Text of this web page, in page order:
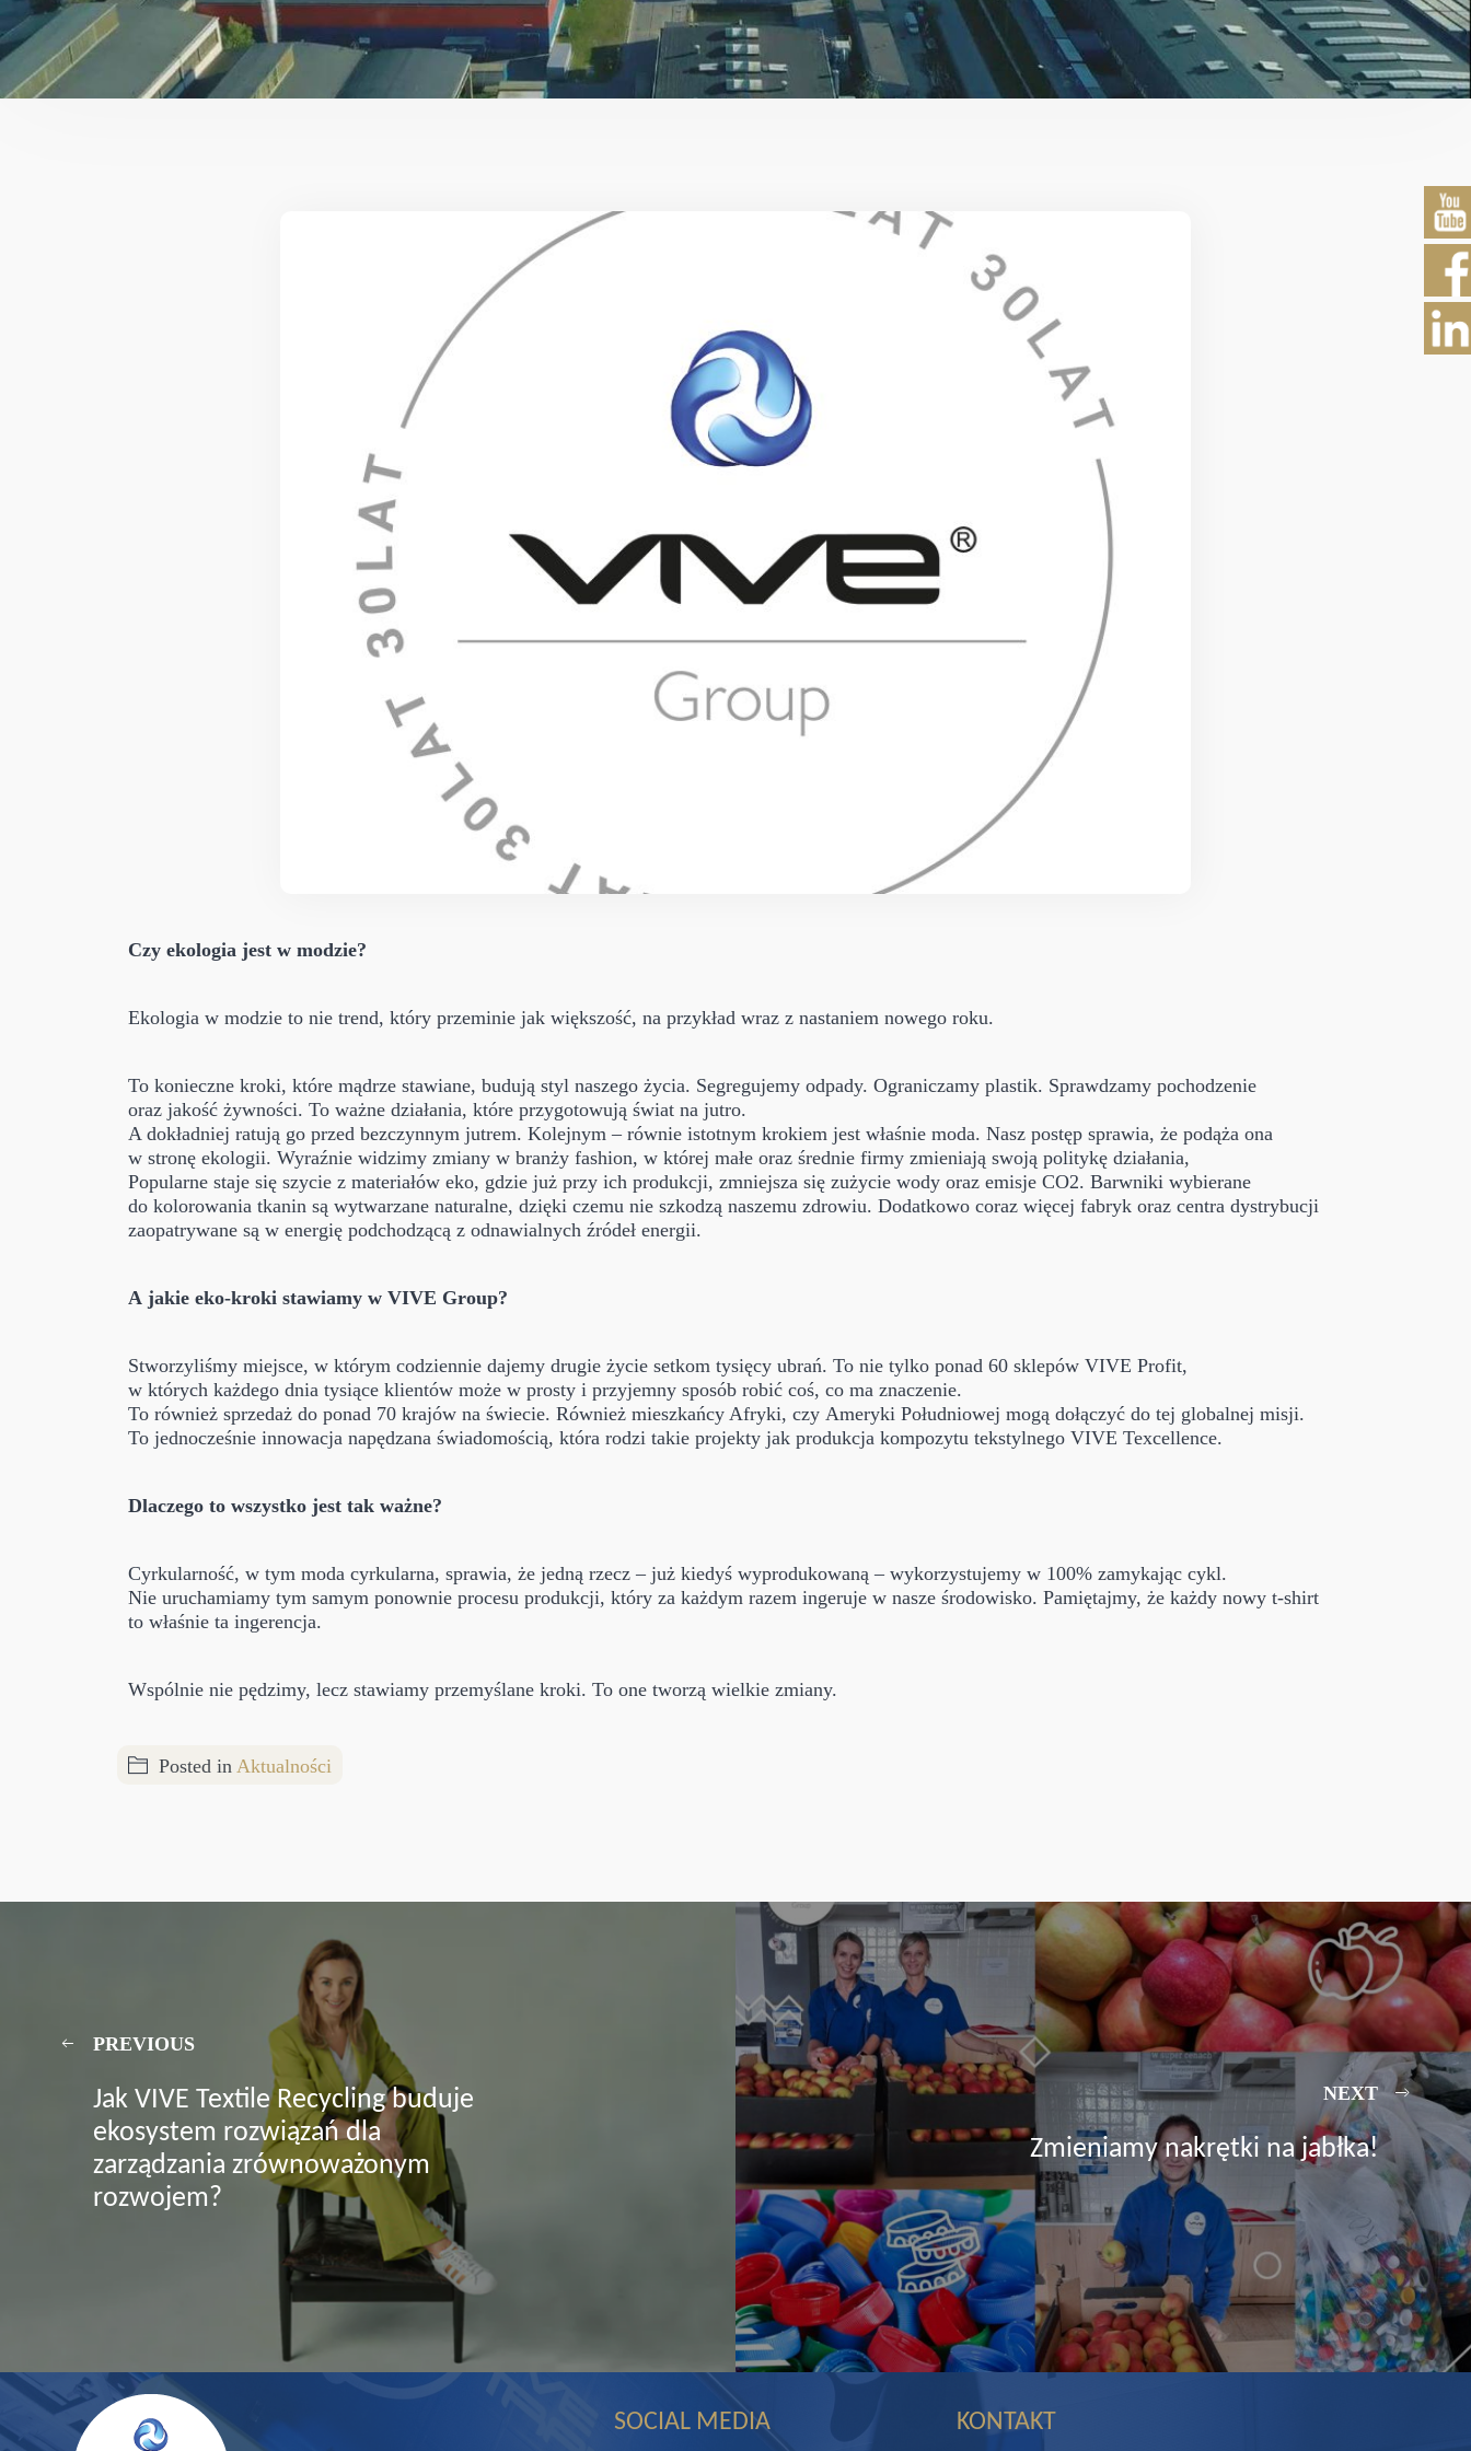
Czy ekologia jest w modzie?
Ekologia w modzie to nie trend, który przeminie jak większość, na przykład wraz z nastaniem nowego roku.
To konieczne kroki, które mądrze stawiane, budują styl naszego życia. Segregujemy odpady. Ograniczamy plastik. Sprawdzamy pochodzenie
oraz jakość żywności. To ważne działania, które przygotowują świat na jutro.
A dokładniej ratują go przed bezczynnym jutrem. Kolejnym – równie istotnym krokiem jest właśnie moda. Nasz postęp sprawia, że podąża ona
w stronę ekologii. Wyraźnie widzimy zmiany w branży fashion, w której małe oraz średnie firmy zmieniają swoją politykę działania,
Popularne staje się szycie z materiałów eko, gdzie już przy ich produkcji, zmniejsza się zużycie wody oraz emisje CO2. Barwniki wybierane
do kolorowania tkanin są wytwarzane naturalne, dzięki czemu nie szkodzą naszemu zdrowiu. Dodatkowo coraz więcej fabryk oraz centra dystrybucji
zaopatrywane są w energię podchodzącą z odnawialnych źródeł energii.
A jakie eko-kroki stawiamy w VIVE Group?
Stworzyliśmy miejsce, w którym codziennie dajemy drugie życie setkom tysięcy ubrań. To nie tylko ponad 60 sklepów VIVE Profit,
w których każdego dnia tysiące klientów może w prosty i przyjemny sposób robić coś, co ma znaczenie.
To również sprzedaż do ponad 70 krajów na świecie. Również mieszkańcy Afryki, czy Ameryki Południowej mogą dołączyć do tej globalnej misji.
To jednocześnie innowacja napędzana świadomością, która rodzi takie projekty jak produkcja kompozytu tekstylnego VIVE Texcellence.
Dlaczego to wszystko jest tak ważne?
Cyrkularność, w tym moda cyrkularna, sprawia, że jedną rzecz – już kiedyś wyprodukowaną – wykorzystujemy w 100% zamykając cykl.
Nie uruchamiamy tym samym ponownie procesu produkcji, który za każdym razem ingeruje w nasze środowisko. Pamiętajmy, że każdy nowy t-shirt
to właśnie ta ingerencja.
Wspólnie nie pędzimy, lecz stawiamy przemyślane kroki. To one tworzą wielkie zmiany.
Posted in Aktualności
PREVIOUS
Jak VIVE Textile Recycling buduje
ekosystem rozwiązań dla
zarządzania zrównoważonym
rozwojem?
NEXT
Zmieniamy nakrętki na jabłka!
SOCIAL MEDIA KONTAKT